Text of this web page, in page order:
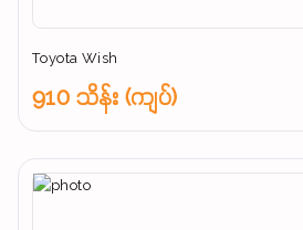
Toyota Wish
910 သိန်း (ကျပ်)